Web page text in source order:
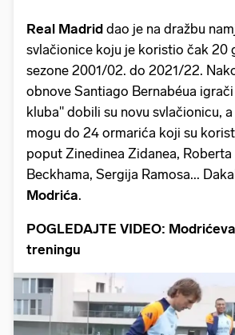
Real Madrid dao je na dražbu
svlačionice koju je koristio čak 20
sezone 2001/02. do 2021/22.
obnove Santiago Bernabéua
kluba" dobili su novu svlačionicu,
mogu do 24 ormarića koji su
poput Zinedinea Zidanea, Roberta
Beckhama, Sergija Ramosa...
Modrića.
POGLEDAJTE VIDEO:
treningu